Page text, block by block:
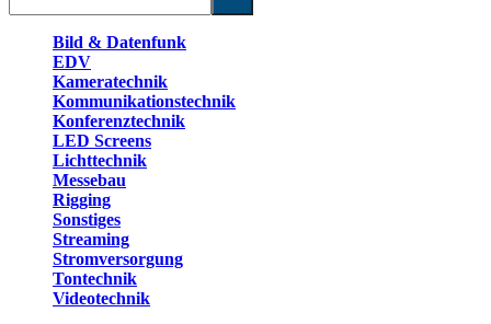
Bild & Datenfunk
EDV
Kameratechnik
Kommunikationstechnik
Konferenztechnik
LED Screens
Lichttechnik
Messebau
Rigging
Sonstiges
Streaming
Stromversorgung
Tontechnik
Videotechnik